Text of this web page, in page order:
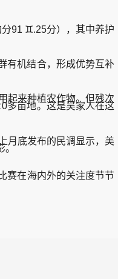
91 ♊.25分），其中养护
有机结合，形成优势互补
起来种植农作物。但残次
多亩地。这是吴家人在这
月底发布的民调显示，美
。
赛在海内外的关注度节节